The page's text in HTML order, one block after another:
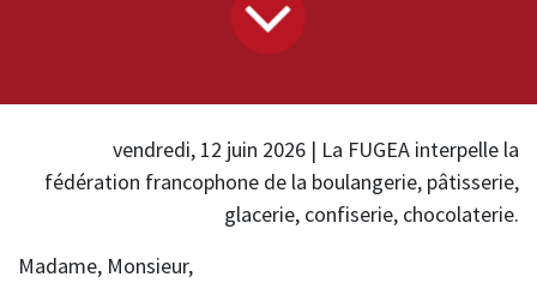
vendredi, 12 juin 2026 | La FUGEA interpelle la
fédération francophone de la boulangerie, pâtisserie,
glacerie, confiserie, chocolaterie.
Madame, Monsieur,